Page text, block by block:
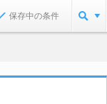
保存中の条件